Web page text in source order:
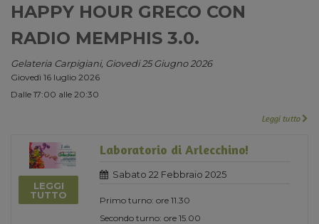
HAPPY HOUR GRECO CON
RADIO MEMPHIS 3.0.
Gelateria Carpigiani, Giovedi 25 Giugno 2026
Giovedì 16 luglio 2026
Dalle 17:00 alle 20:30
Leggi tutto
LEGGI
TUTTO
Laboratorio di Arlecchino!
Sabato 22 Febbraio 2025
Primo turno: ore 11.30
Secondo turno: ore 15.00